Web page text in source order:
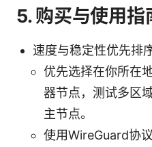
5. 购买与使用指
速度与稳定性优先排
优先选择在你所在
器节点，测试多区
主节点。
使用WireGuard协